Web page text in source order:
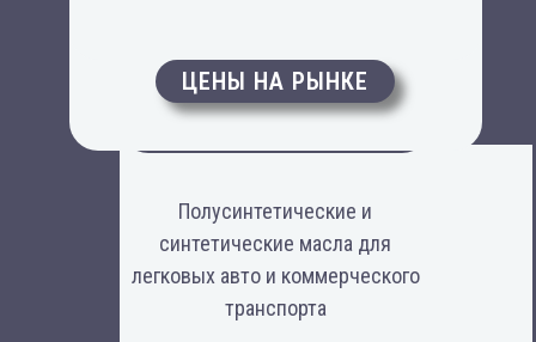
Моторные масла
Полусинтетические и
синтетические масла для
легковых авто и коммерческого
транспорта
ЦЕНЫ НА РЫНКЕ